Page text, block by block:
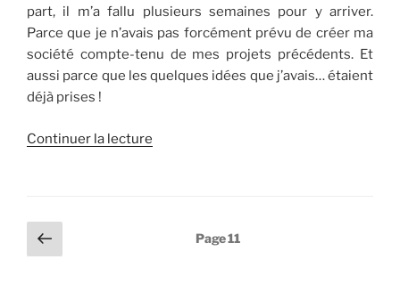
part, il m’a fallu plusieurs semaines pour y arriver.
Parce que je n’avais pas forcément prévu de créer ma
société compte-tenu de mes projets précédents. Et
aussi parce que les quelques idées que j’avais… étaient
déjà prises !
Continuer la lecture
pourquoi
Pagination
des
Page
précédente
Page11